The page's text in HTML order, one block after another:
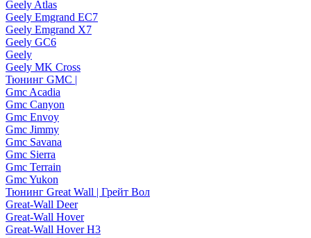
Geely Atlas
Geely Emgrand EC7
Geely Emgrand X7
Geely GC6
Geely
Geely MK Cross
Тюнинг GMC |
Gmc Acadia
Gmc Canyon
Gmc Envoy
Gmc Jimmy
Gmc Savana
Gmc Sierra
Gmc Terrain
Gmc Yukon
Тюнинг Great Wall | Грейт Вол
Great-Wall Deer
Great-Wall Hover
Great-Wall Hover H3